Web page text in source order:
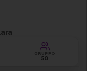
GRUPPO
50